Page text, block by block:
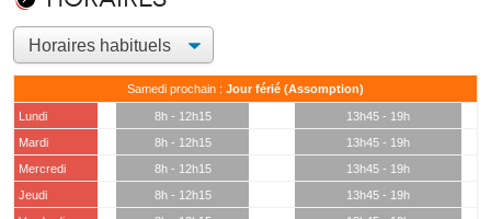
Samedi prochain : Jour férié (Assomption)
Lundi 8h - 12h15
13h45 - 19h
Mardi
8h - 12h15
13h45 - 19h
Mercredi
8h - 12h15
13h45 - 19h
Jeudi
8h - 12h15
13h45 - 19h